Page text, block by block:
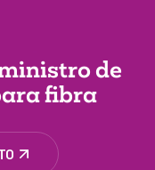
de
fibra